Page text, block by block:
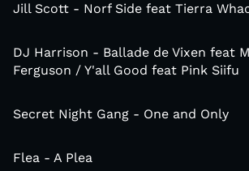
Jill Scott - Norf Side feat Tierra
DJ Harrison - Ballade de Vixen feat
Ferguson / Y'all Good feat Pink Siifu
Secret Night Gang - One and Only
Flea - A Plea